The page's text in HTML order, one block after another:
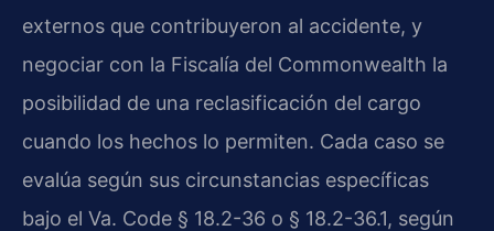
externos que contribuyeron al accidente, y
negociar con la Fiscalía del Commonwealth la
posibilidad de una reclasificación del cargo
cuando los hechos lo permiten. Cada caso se
evalúa según sus circunstancias específicas
bajo el Va. Code § 18.2-36 o § 18.2-36.1, según